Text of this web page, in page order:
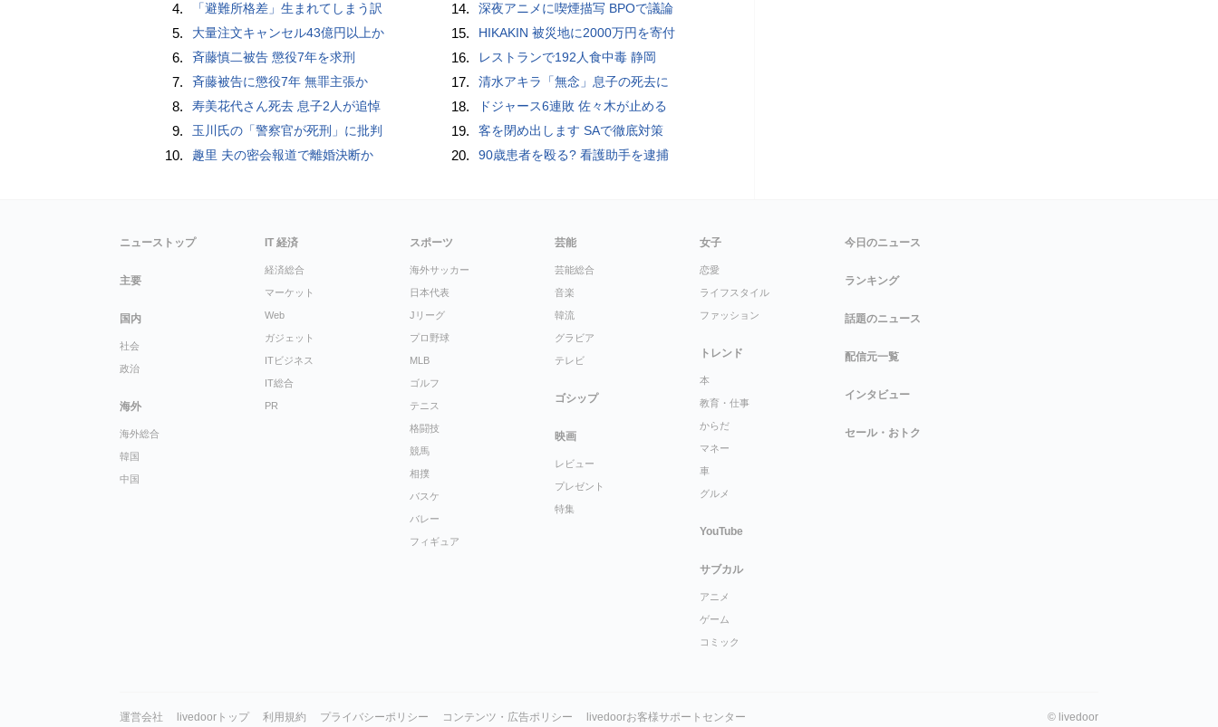
4. 「避難所格差」生まれてしまう訳
5. 大量注文キャンセル43億円以上か
6. 斉藤慎二被告 懲役7年を求刑
7. 斉藤被告に懲役7年 無罪主張か
8. 寿美花代さん死去 息子2人が追悼
9. 玉川氏の「警察官が死刑」に批判
10. 趣里 夫の密会報道で離婚決断か
14. 深夜アニメに喫煙描写 BPOで議論
15. HIKAKIN 被災地に2000万円を寄付
16. レストランで192人食中毒 静岡
17. 清水アキラ「無念」息子の死去に
18. ドジャース6連敗 佐々木が止める
19. 客を閉め出します SAで徹底対策
20. 90歳患者を殴る? 看護助手を逮捕
ニューストップ
主要
国内
社会
政治
海外
海外総合
韓国
中国
IT 経済
経済総合
マーケット
Web
ガジェット
ITビジネス
IT総合
PR
スポーツ
海外サッカー
日本代表
Jリーグ
プロ野球
MLB
ゴルフ
テニス
格闘技
競馬
相撲
バスケ
バレー
フィギュア
芸能
芸能総合
音楽
韓流
グラビア
テレビ
ゴシップ
映画
レビュー
プレゼント
特集
女子
恋愛
ライフスタイル
ファッション
トレンド
本
教育・仕事
からだ
マネー
車
グルメ
YouTube
サブカル
アニメ
ゲーム
コミック
今日のニュース
ランキング
話題のニュース
配信元一覧
インタビュー
セール・おトク
運営会社 livedoorトップ 利用規約 プライバシーポリシー コンテンツ・広告ポリシー livedoorお客様サポートセンター © livedoor